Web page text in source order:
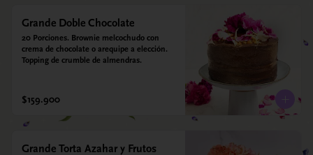
Grande Doble Chocolate
20 Porciones. Brownie melcochudo con
crema de chocolate o arequipe a elección.
Topping de crumble de almendras.
$159.900
Grande Torta Azahar y Frutos